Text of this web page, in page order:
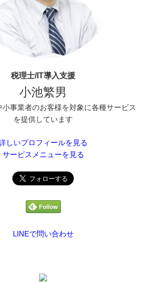
税理士/IT導入支援
小池繁男
事業者のお客様を対象に各種サービス
を提供しています
しいプロフィールを見る
サービスメニューを見る
LINEで問い合わせ